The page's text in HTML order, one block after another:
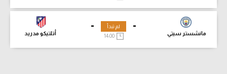
-
مانشستر سيتي
-
أتلتيكو مدريد
لم تبدأ
14:00